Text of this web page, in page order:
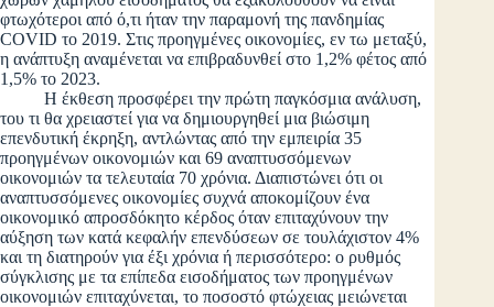
φτωχότεροι από ό,τι ήταν την παραμονή της πανδημίας
COVID το 2019. Στις προηγμένες οικονομίες, εν τω μεταξύ,
η ανάπτυξη αναμένεται να επιβραδυνθεί στο 1,2% φέτος από
1,5% το 2023.
Η έκθεση προσφέρει την πρώτη παγκόσμια ανάλυση,
του τι θα χρειαστεί για να δημιουργηθεί μια βιώσιμη
επενδυτική έκρηξη, αντλώντας από την εμπειρία 35
προηγμένων οικονομιών και 69 αναπτυσσόμενων
οικονομιών τα τελευταία 70 χρόνια. Διαπιστώνει ότι οι
αναπτυσσόμενες οικονομίες συχνά αποκομίζουν ένα
οικονομικό απροσδόκητο κέρδος όταν επιταχύνουν την
αύξηση των κατά κεφαλήν επενδύσεων σε τουλάχιστον 4%
και τη διατηρούν για έξι χρόνια ή περισσότερο: ο ρυθμός
σύγκλισης με τα επίπεδα εισοδήματος των προηγμένων
οικονομιών επιταχύνεται, το ποσοστό φτώχειας μειώνεται